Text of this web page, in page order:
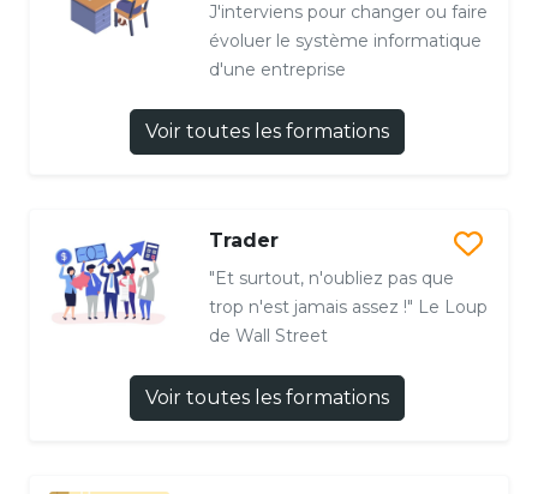
J'interviens pour changer ou faire
évoluer le système informatique
d'une entreprise
Voir toutes les formations
Trader
"Et surtout, n'oubliez pas que
trop n'est jamais assez !" Le Loup
de Wall Street
Voir toutes les formations